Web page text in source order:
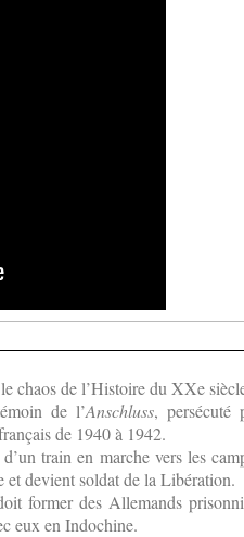
chaos de l’Histoire du XXe
de l’Anschluss, persécuté
de 1940 à 1942.
train en marche vers les
et devient soldat de la Libération.
former des Allemands
eux en Indochine.